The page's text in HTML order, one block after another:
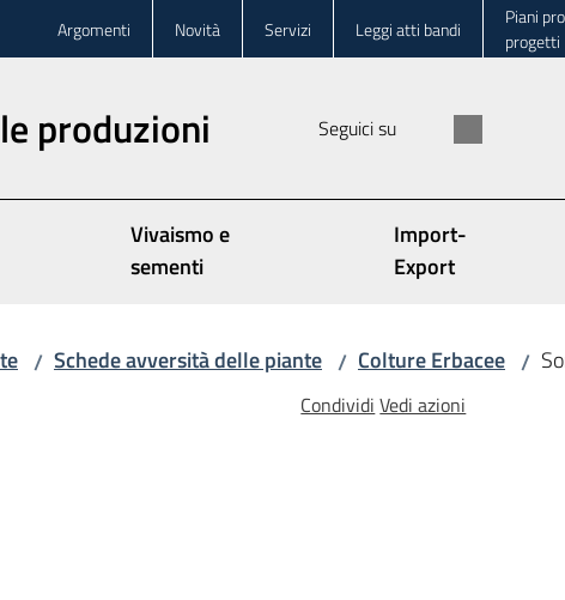
Argomenti Novità Servizi Leggi atti bandi
Piani
progetti
produzioni Seguici su
Vivaismo e
sementi
Import-
Export
/ Schede avversità delle piante / Colture Erbacee /
Condividi Vedi azioni